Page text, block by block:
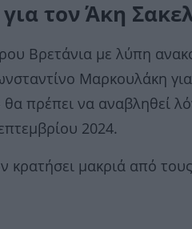
τον Άκη
Βρετάνια με λύπη
Μαρκουλάκη
πρέπει να αναβληθεί
2024.
κρατήσει μακριά από